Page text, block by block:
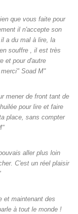
que vous faite pour
il n'accepte son
a du mal à lire, la
souffre , il est très
et pour d'autre
Soad M"
mener de front tant de
pour lire et faire
place, sans compter
aller plus loin
C'est un réel plaisir
et maintenant des
à tout le monde !